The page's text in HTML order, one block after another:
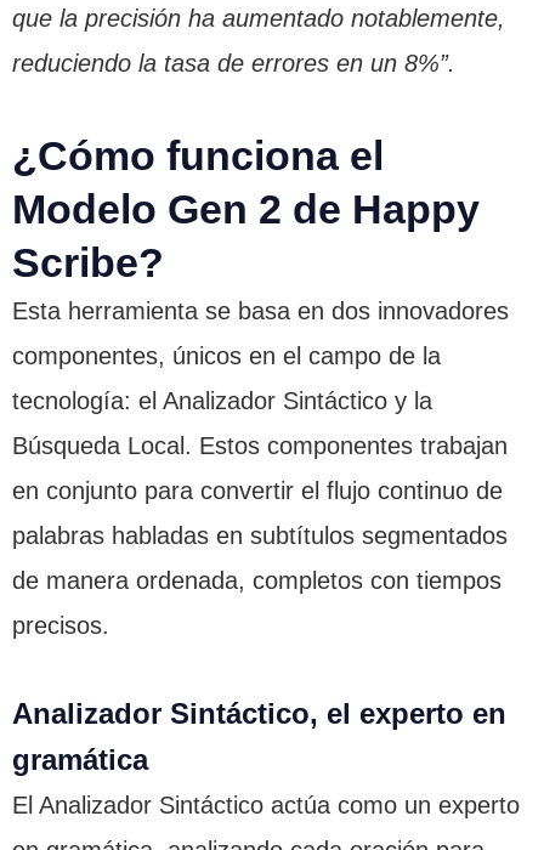
que la precisión ha aumentado notablemente,
reduciendo la tasa de errores en un 8%”.
¿Cómo funciona el
Modelo Gen 2 de Happy
Scribe?
Esta herramienta se basa en dos innovadores
componentes, únicos en el campo de la
tecnología: el Analizador Sintáctico y la
Búsqueda Local. Estos componentes trabajan
en conjunto para convertir el flujo continuo de
palabras habladas en subtítulos segmentados
de manera ordenada, completos con tiempos
precisos.
Analizador Sintáctico, el experto en
gramática
El Analizador Sintáctico actúa como un experto